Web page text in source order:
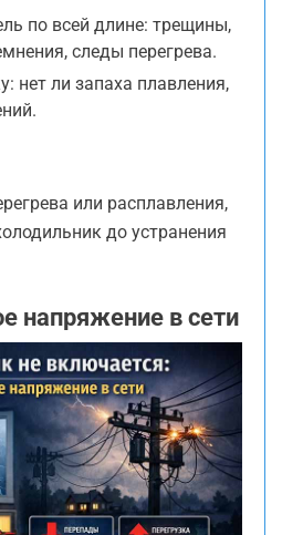
по всей длине: трещины,
следы перегрева.
нет ли запаха плавления,
или расплавления,
до устранения
напряжение в сети